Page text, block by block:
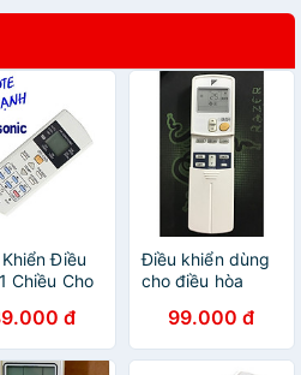
Điều
Chiều Cho
chính hãng
đ
Điều khiển dùng
cho điều hòa
cũ - Hàng nhập
khẩu
99.000 đ